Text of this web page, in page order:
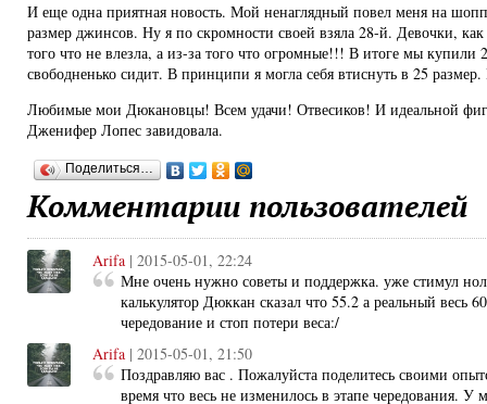
И еще одна приятная новость. Мой ненаглядный повел меня на
размер джинсов. Ну я по скромности своей взяла 28-й. Девочки,
того что не влезла, а из-за того что огромные!!! В итоге мы
свободненько сидит. В принципи я могла себя втиснуть в 25
Любимые мои Дюкановцы! Всем удачи! Отвесиков! И идеальной
Дженифер Лопес завидовала.
Поделиться…
Комментарии пользователей
Arifa | 2015-05-01, 22:24
Мне очень нужно советы и поддержка. уже стимул
калькулятор Дюккан сказал что 55.2 а реальный весь
чередование и стоп потери веса:/
Arifa | 2015-05-01, 21:50
Поздравляю вас . Пожалуйста поделитесь своими
время что весь не изменилось в этапе чередования. У